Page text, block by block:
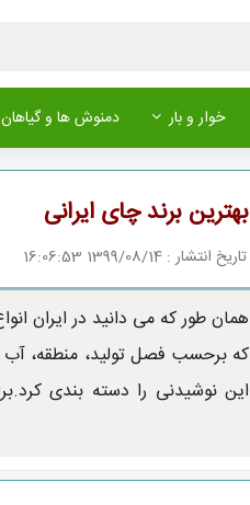
خوار و بار دمنوش ها و
بهترین برند چای ایرانی
تاریخ انتشار : 1399/08/14 16:06:53
همان طور که می دانید در ایران
که برحسب فصل تولید، منطقه، آب
این نوشیدنی را دسته بندی